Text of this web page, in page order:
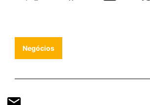
Negócios